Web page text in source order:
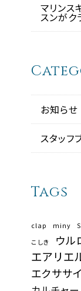
マリンス
スンがク
お知らせ
スタッフ
Tags
clap miny
こしき ウル
エアリエ
エクササ